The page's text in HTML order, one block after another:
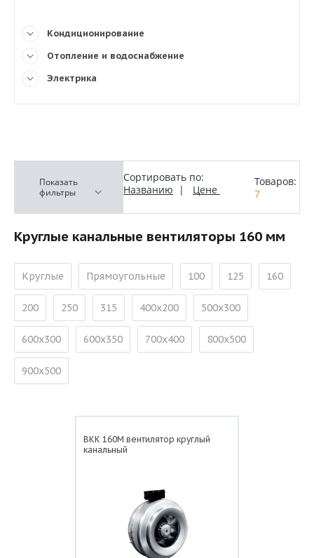
Кондиционирование
Отопление и водоснабжение
Электрика
Показать
фильтры
Сортировать по:
Названию | Цене
Товаров:
7
Круглые канальные вентиляторы 160 мм
Круглые Прямоугольные 100 125 160
200 250 315 400х200 500х300
600х300 600х350 700х400 800х500
900х500
ВКК 160М вентилятор круглый
канальный